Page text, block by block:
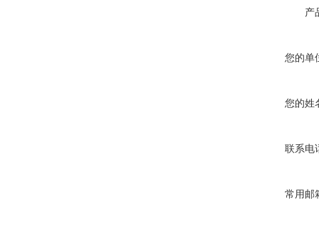
产
您的单
您的姓
联系电
常用邮